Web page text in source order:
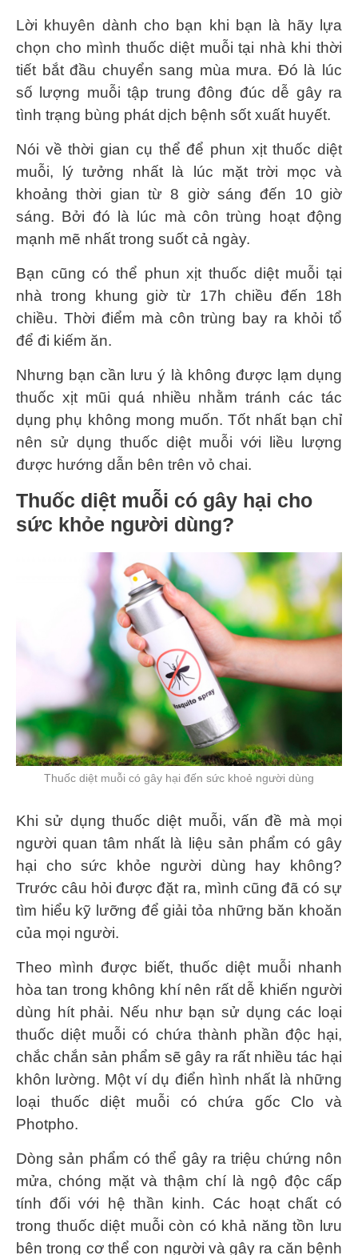
Lời khuyên dành cho bạn khi bạn là hãy lựa
chọn cho mình thuốc diệt muỗi tại nhà khi thời
tiết bắt đầu chuyển sang mùa mưa. Đó là lúc
số lượng muỗi tập trung đông đúc dễ gây ra
tình trạng bùng phát dịch bệnh sốt xuất huyết.
Nói về thời gian cụ thể để phun xịt thuốc diệt
muỗi, lý tưởng nhất là lúc mặt trời mọc và
khoảng thời gian từ 8 giờ sáng đến 10 giờ
sáng. Bởi đó là lúc mà côn trùng hoạt động
mạnh mẽ nhất trong suốt cả ngày.
Bạn cũng có thể phun xịt thuốc diệt muỗi tại
nhà trong khung giờ từ 17h chiều đến 18h
chiều. Thời điểm mà côn trùng bay ra khỏi tổ
để đi kiếm ăn.
Nhưng bạn cần lưu ý là không được lạm dụng
thuốc xịt mũi quá nhiều nhằm tránh các tác
dụng phụ không mong muốn. Tốt nhất bạn chỉ
nên sử dụng thuốc diệt muỗi với liều lượng
được hướng dẫn bên trên vỏ chai.
Thuốc diệt muỗi có gây hại cho
sức khỏe người dùng?
Thuốc diệt muỗi có gây hại đến sức khoẻ người dùng
Khi sử dụng thuốc diệt muỗi, vấn đề mà mọi
người quan tâm nhất là liệu sản phẩm có gây
hại cho sức khỏe người dùng hay không?
Trước câu hỏi được đặt ra, mình cũng đã có sự
tìm hiểu kỹ lưỡng để giải tỏa những băn khoăn
của mọi người.
Theo mình được biết, thuốc diệt muỗi nhanh
hòa tan trong không khí nên rất dễ khiến người
dùng hít phải. Nếu như bạn sử dụng các loại
thuốc diệt muỗi có chứa thành phần độc hại,
chắc chắn sản phẩm sẽ gây ra rất nhiều tác hại
khôn lường. Một ví dụ điển hình nhất là những
loại thuốc diệt muỗi có chứa gốc Clo và
Photpho.
Dòng sản phẩm có thể gây ra triệu chứng nôn
mửa, chóng mặt và thậm chí là ngộ độc cấp
tính đối với hệ thần kinh. Các hoạt chất có
trong thuốc diệt muỗi còn có khả năng tồn lưu
bên trong cơ thể con người và gây ra căn bệnh